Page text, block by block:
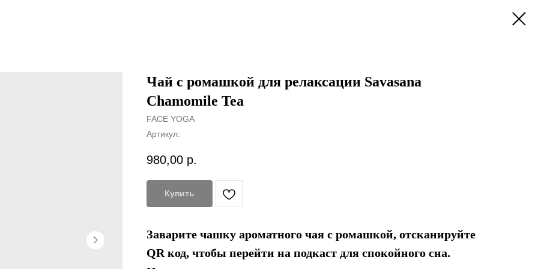
Чай с ромашкой для релаксации Savasana
Chamomile Tea
FACE YOGA
Артикул:
980,00 р.
Купить
Заварите чашку ароматного чая с ромашкой, отсканируйте
QR код, чтобы перейти на подкаст для спокойного сна.